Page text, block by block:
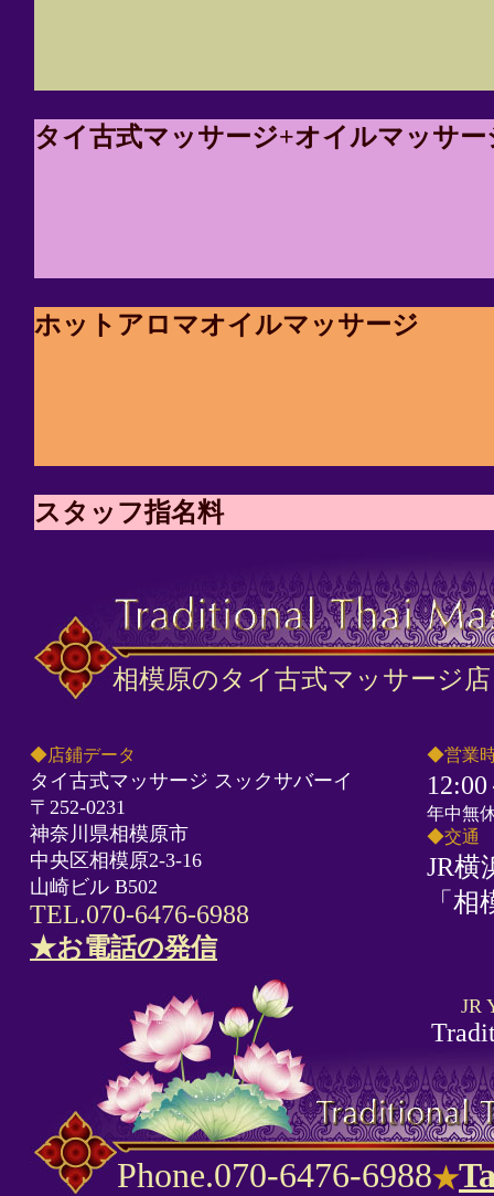
タイ古式マッサージ+オイルマッサー
ホットアロマオイルマッサージ
スタッフ指名料
相模原のタイ古式マッサージ
◆店鋪データ
タイ古式マッサージ スックサバーイ
〒252-0231
神奈川県相模原市
中央区相模原2-3-16
山崎ビル B502
TEL.070-6476-6988
★お電話の発信
◆営業
年中無
◆交通
JR横
「
JR
Phone.070-6476-6988★